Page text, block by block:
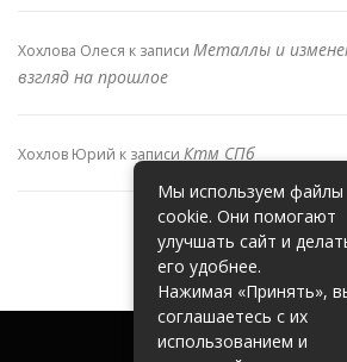
Хохлова Олеся к записи Металлы и
взгляд на прошлое
Хохлов Юрий к записи Ктм СПб
Мы используем файлы
cookie. Они помогают
улучшать сайт и
его удобнее.
Нажимая «Принять»,
соглашаетесь с их
использованием и